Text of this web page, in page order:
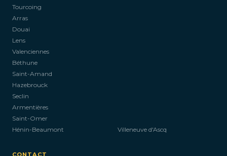
Tourcoing
Arras
Douai
Lens
Valenciennes
Béthune
Saint-Amand
Hazebrouck
Seclin
Armentières
Saint-Omer
Hénin-Beaumont
Villeneuve d'Ascq
CONTACT